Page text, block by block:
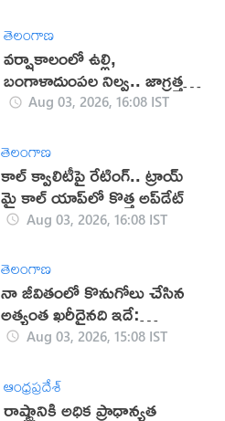
తెలంగాణ
వర్షాకాలంలో ఉల్లి,
బంగాళాదుంపల నిల్వ.. జాగ్రత్తలు
తప్పనిసరి
Aug 03, 2026, 16:08 IST
తెలంగాణ
కాల్‌ క్వాలిటీపై రేటింగ్‌.. ట్రాయ్‌
మై కాల్‌ యాప్‌లో కొత్త అప్‌డేట్‌
Aug 03, 2026, 16:08 IST
తెలంగాణ
నా జీవితంలో కొనుగోలు చేసిన
అత్యంత ఖరీదైనది ఇదే:
ఆర్.మాధవన్
Aug 03, 2026, 15:08 IST
ఆంధ్రప్రదేశ్
రాష్ట్రానికి అధిక ప్రాధాన్యత